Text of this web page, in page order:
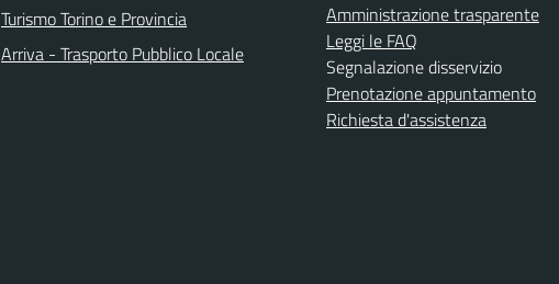
Turismo Torino e Provincia
Arriva - Trasporto Pubblico Locale
Amministrazione trasparente
Leggi le FAQ
Segnalazione disservizio
Prenotazione appuntamento
Richiesta d'assistenza